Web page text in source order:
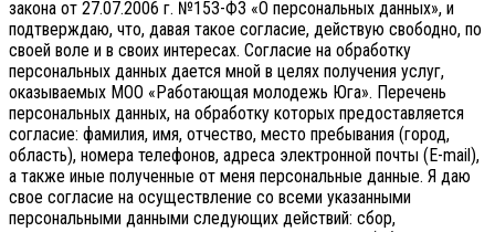
закона от 27.07.2006 г. №153-ФЗ «О персональных данных», и
подтверждаю, что, давая такое согласие, действую свободно, по
своей воле и в своих интересах. Согласие на обработку
персональных данных дается мной в целях получения услуг,
оказываемых МОО «Работающая молодежь Юга». Перечень
персональных данных, на обработку которых предоставляется
согласие: фамилия, имя, отчество, место пребывания (город,
область), номера телефонов, адреса электронной почты (E-mail),
а также иные полученные от меня персональные данные. Я даю
свое согласие на осуществление со всеми указанными
персональными данными следующих действий: сбор,